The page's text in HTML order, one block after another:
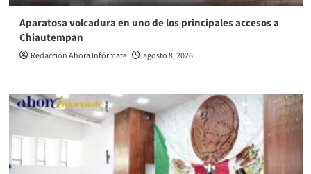
Aparatosa volcadura en uno de los principales accesos a
Chiautempan
Redacción Ahora Infórmate agosto 8, 2026